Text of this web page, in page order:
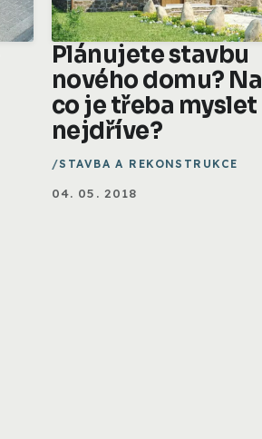
Plánujete stavbu
nového domu? Na
co je třeba myslet
nejdříve?
STAVBA A REKONSTRUKCE
04. 05. 2018